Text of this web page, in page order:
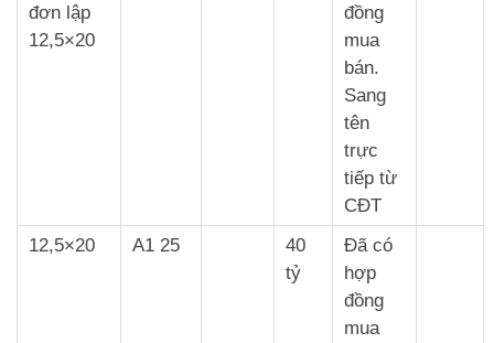
đơn lập
12,5×20
đồng
mua
bán.
Sang
tên
trực
tiếp từ
CĐT
12,5×20
A1 25
40
tỷ
Đã có
hợp
đồng
mua